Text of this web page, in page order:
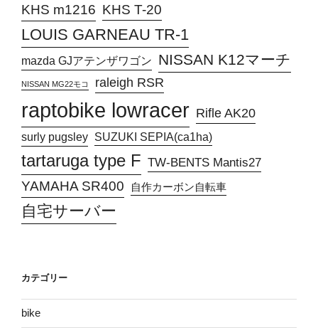
KHS m1216 KHS T-20
LOUIS GARNEAU TR-1
mazda GJアテンザワゴン NISSAN K12マーチ
NISSAN MG22モコ raleigh RSR
raptobike lowracer Rifle AK20
surly pugsley SUZUKI SEPIA(ca1ha)
tartaruga type F TW-BENTS Mantis27
YAMAHA SR400 自作カーボン自転車
自宅サーバー
カテゴリー
bike